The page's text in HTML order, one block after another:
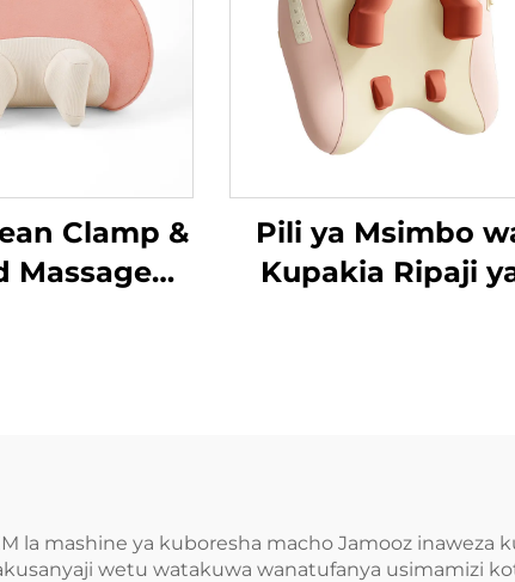
Clamp &
Massage
Pili ya Msimbo
Kupakia Ripaji
la mashine ya kuboresha macho Jamooz
wetu watakuwa wanatufanya usimamizi